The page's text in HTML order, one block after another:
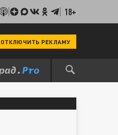
18+
ОТКЛЮЧИТЬ РЕКЛАМУ